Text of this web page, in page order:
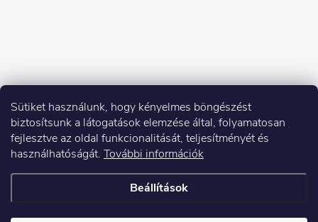
Sütiket használunk, hogy kényelmes böngészést
biztosítsunk a látogatások elemzése által, folyamatosan
fejlesztve az oldal funkcionalitását, teljesítményét és
használhatóságát. További információk
Beállítások
Copyright 2026Elektroshock.hu. Minden jog fenntartva.